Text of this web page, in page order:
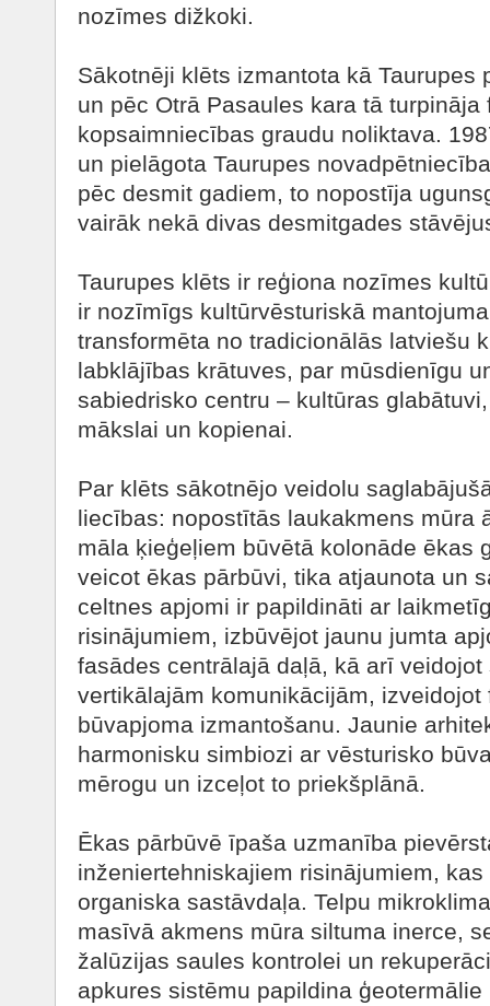
nozīmes dižkoki.
Sākotnēji klēts izmantota kā Taurupes
un pēc Otrā Pasaules kara tā turpināja
kopsaimniecības graudu noliktava.
un pielāgota Taurupes
pēc desmit gadiem, to nopostīja
vairāk nekā divas desmitgades
Taurupes klēts ir reģiona nozīmes
ir nozīmīgs kultūrvēsturiskā
transformēta no tradicionālās latviešu
labklājības krātuves, par mūsdienīgu
sabiedrisko centru – kultūras
mākslai un kopienai.
Par klēts sākotnējo veidolu
liecības: nopostītās laukakmens mūra
māla ķieģeļiem būvētā kolonāde ēkas
veicot ēkas pārbūvi, tika atjaunota un
celtnes apjomi ir papildināti ar
risinājumiem, izbūvējot jaunu jumta
fasādes centrālajā daļā, kā arī
vertikālajām komunikācijām,
būvapjoma izmantošanu. Jaunie
harmonisku simbiozi ar vēsturisko
mērogu un izceļot to priekšplānā.
Ēkas pārbūvē īpaša uzmanība
inženiertehniskajiem risinājumiem,
organiska sastāvdaļa. Telpu
masīvā akmens mūra siltuma inerce,
žalūzijas saules kontrolei un
apkures sistēmu papildina